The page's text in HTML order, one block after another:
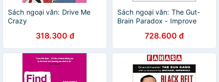
Sách ngoại văn: Drive Me
Crazy
318.300 đ
Sách ngoại văn: The Gut-
Brain Paradox - Improve
And Reverse Disease By
Healing Your Microbiome
728.600 đ